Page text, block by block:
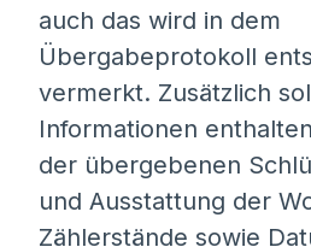
auch das wird in dem
Übergabeprotokoll
vermerkt. Zusätzlich
Informationen
der übergebenen
und Ausstattung der
Zählerstände sowie